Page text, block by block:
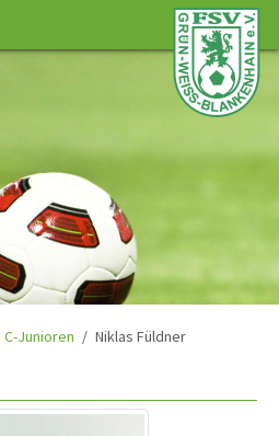
C-Junioren Niklas Füldner